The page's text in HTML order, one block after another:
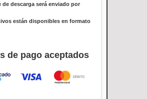
de descarga será enviado por
están disponibles en formato
de pago aceptados